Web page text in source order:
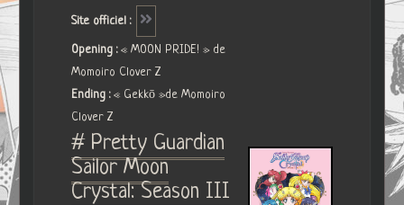
Site officiel :
Opening :« MOON PRIDE! » de
Momoiro Clover Z
Ending :« Gekkō »de Momoiro
Clover Z
# Pretty Guardian
Sailor Moon
Crystal: Season III